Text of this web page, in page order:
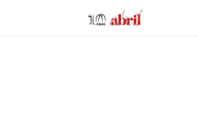
AbrilAbril